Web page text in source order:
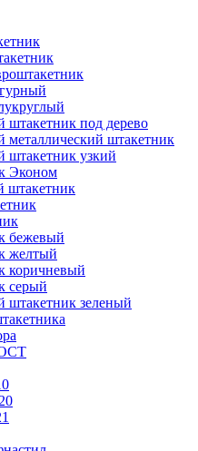
штакетник под дерево
металлический штакетник
штакетник узкий
Эконом
штакетник
бежевый
желтый
коричневый
серый
штакетник зеленый